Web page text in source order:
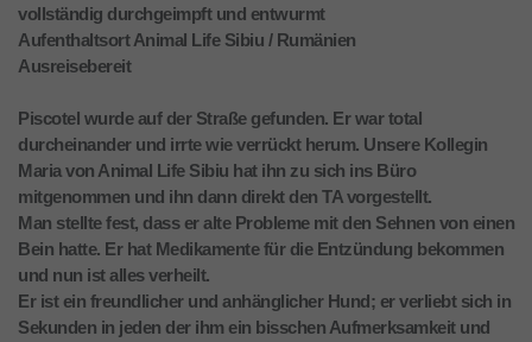
vollständig durchgeimpft und entwurmt
Aufenthaltsort Animal Life Sibiu / Rumänien
Ausreisebereit
Piscotel wurde auf der Straße gefunden. Er war total
durcheinander und irrte wie verrückt herum. Unsere Kollegin
Maria von Animal Life Sibiu hat ihn zu sich ins Büro
mitgenommen und ihn dann direkt den TA vorgestellt.
Man stellte fest, dass er alte Probleme mit den Sehnen von einen
Bein hatte. Er hat Medikamente für die Entzündung bekommen
und nun ist alles verheilt.
Er ist ein freundlicher und anhänglicher Hund; er verliebt sich in
Sekunden in jeden der ihm ein bisschen Aufmerksamkeit und